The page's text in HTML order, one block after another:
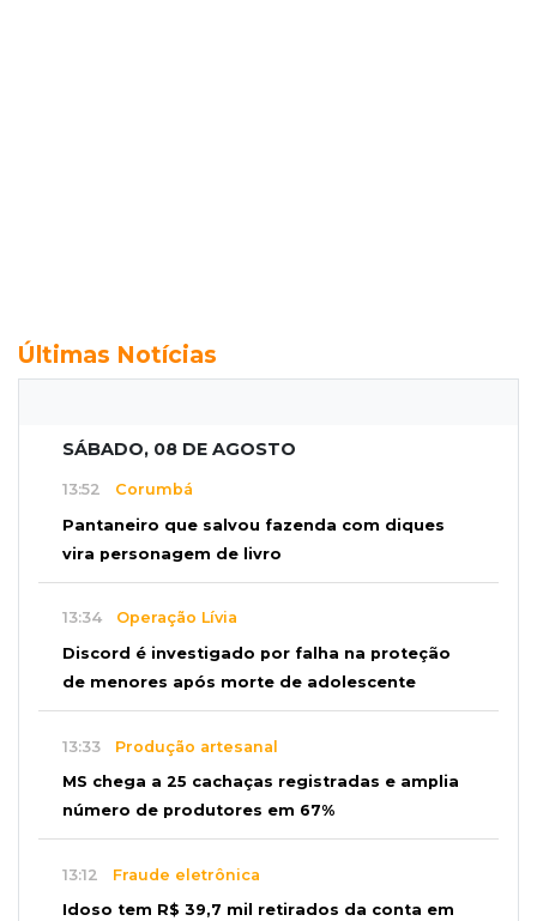
Últimas Notícias
SÁBADO, 08 DE AGOSTO
13:52 Corumbá
Pantaneiro que salvou fazenda com diques
vira personagem de livro
13:34 Operação Lívia
Discord é investigado por falha na proteção
de menores após morte de adolescente
13:33 Produção artesanal
MS chega a 25 cachaças registradas e amplia
número de produtores em 67%
13:12 Fraude eletrônica
Idoso tem R$ 39,7 mil retirados da conta em